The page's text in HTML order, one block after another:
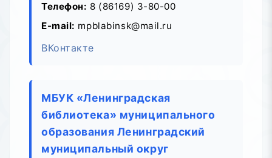
Телефон: 8 (86169) 3-80-00
E-mail: mpblabinsk@mail.ru
ВКонтакте
МБУК «Ленинградская
библиотека» муниципального
образования Ленинградский
муниципальный округ